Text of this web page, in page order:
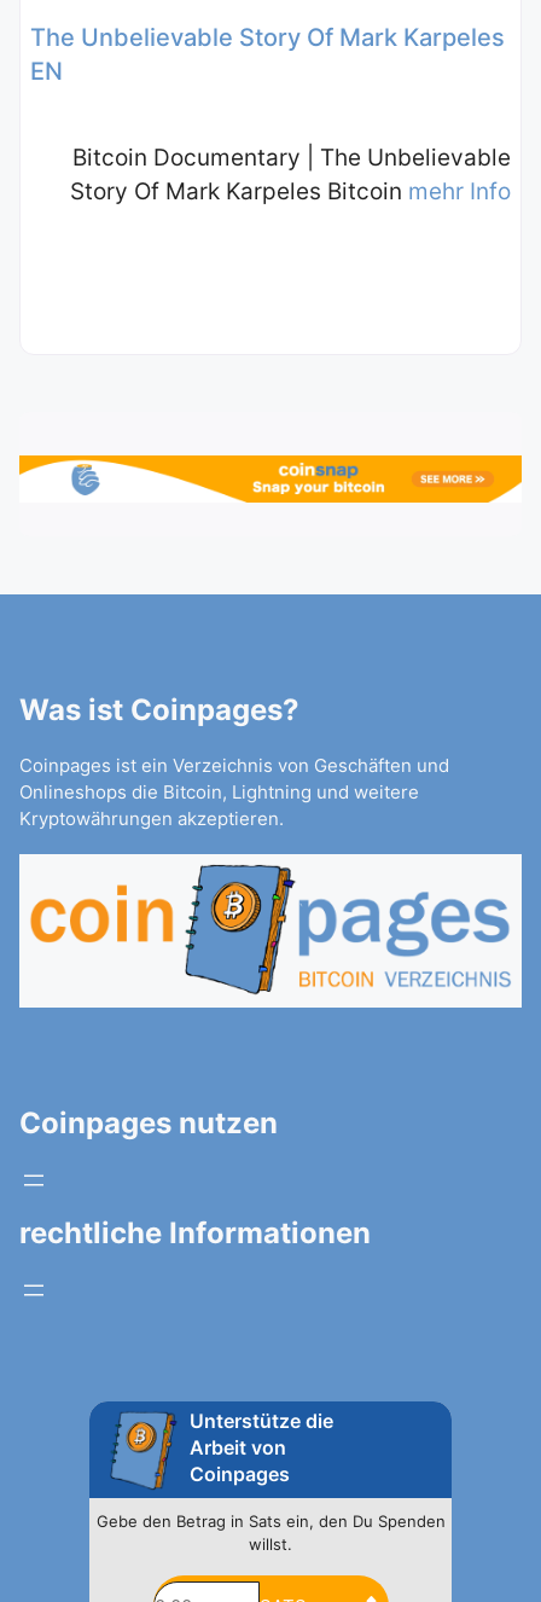
The Unbelievable Story Of Mark Karpeles
EN
Bitcoin Documentary | The Unbelievable
Story Of Mark Karpeles Bitcoin mehr Info
Was ist Coinpages?
Coinpages ist ein Verzeichnis von Geschäften und
Onlineshops die Bitcoin, Lightning und weitere
Kryptowährungen akzeptieren.
Coinpages nutzen
rechtliche Informationen
Unterstütze die
Arbeit von
Coinpages
Gebe den Betrag in Sats ein, den Du Spenden
willst.